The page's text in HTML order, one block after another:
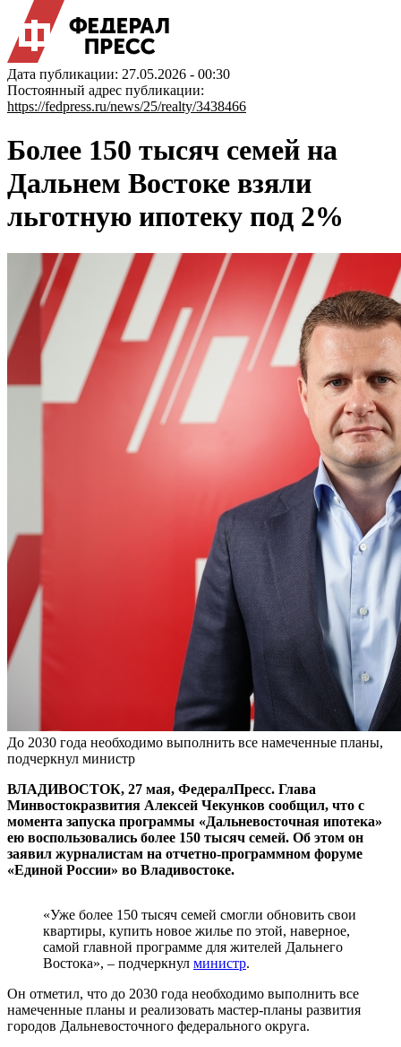
Дата публикации: 27.05.2026 - 00:30
Постоянный адрес публикации:
https://fedpress.ru/news/25/realty/3438466
Более 150 тысяч семей на
Дальнем Востоке взяли
льготную ипотеку под 2%
До 2030 года необходимо выполнить все намеченные планы,
подчеркнул министр
ВЛАДИВОСТОК, 27 мая, ФедералПресс. Глава
Минвостокразвития Алексей Чекунков сообщил, что с
момента запуска программы «Дальневосточная ипотека»
ею воспользовались более 150 тысяч семей. Об этом он
заявил журналистам на отчетно-программном форуме
«Единой России» во Владивостоке.
«Уже более 150 тысяч семей смогли обновить свои
квартиры, купить новое жилье по этой, наверное,
самой главной программе для жителей Дальнего
Востока», – подчеркнул министр.
Он отметил, что до 2030 года необходимо выполнить все
намеченные планы и реализовать мастер-планы развития
городов Дальневосточного федерального округа.